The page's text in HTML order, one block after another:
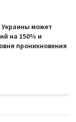
Украины может
на 150% и
проникновения